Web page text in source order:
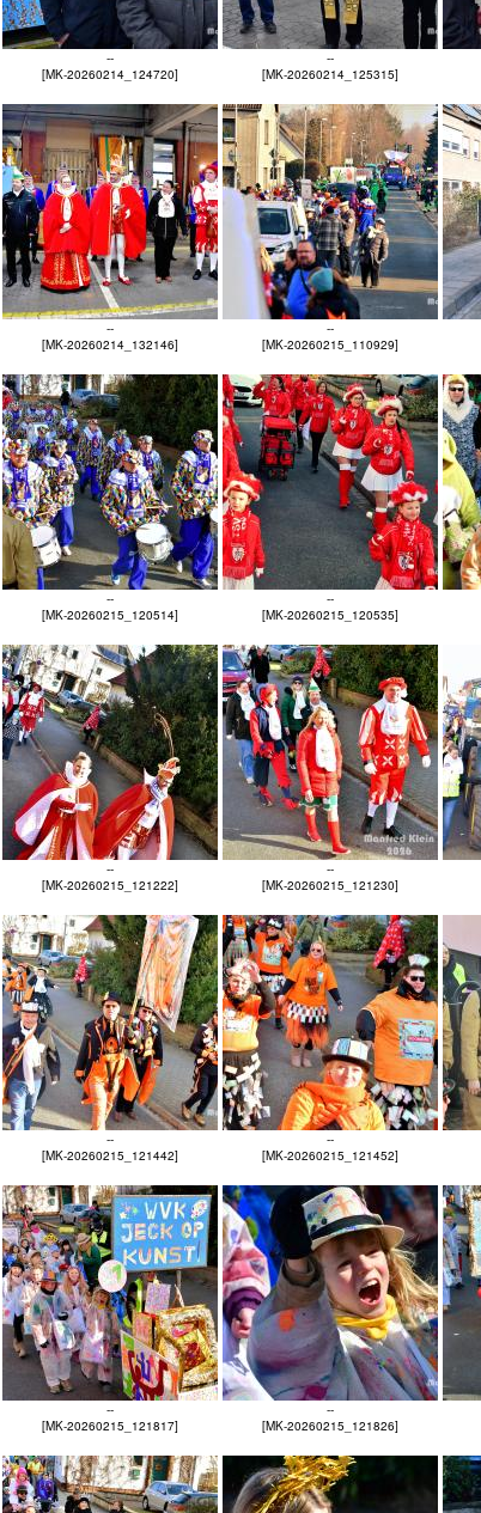
--
[MK-20260214_124720]
--
[MK-20260214_125315]
--
[MK-20260214_132146]
--
[MK-20260215_110929]
--
[MK-20260215_120514]
--
[MK-20260215_120535]
--
[MK-20260215_121222]
--
[MK-20260215_121230]
--
[MK-20260215_121442]
--
[MK-20260215_121452]
--
[MK-20260215_121817]
--
[MK-20260215_121826]